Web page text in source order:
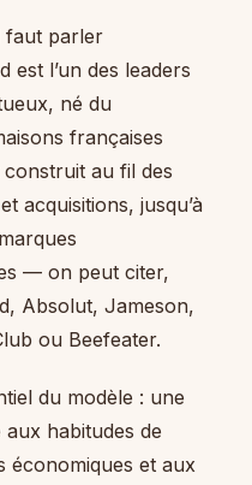
faut parler
est l’un des leaders
né du
françaises
construit au fil des
acquisitions, jusqu’à
— on peut citer,
Absolut, Jameson,
ou Beefeater.
du modèle : une
habitudes de
économiques et aux